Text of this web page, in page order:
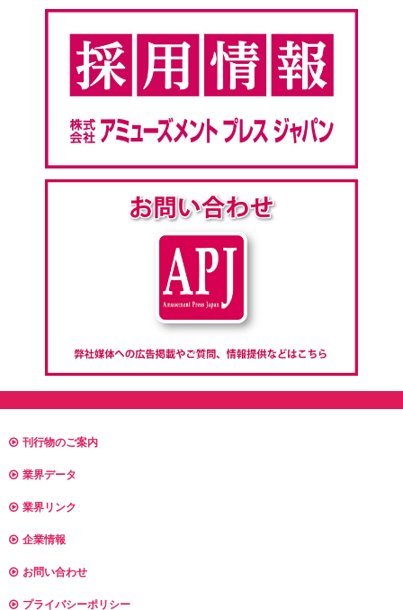
刊行物のご案内
業界データ
業界リンク
企業情報
お問い合わせ
プライバシーポリシー